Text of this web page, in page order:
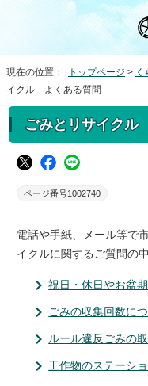
現在の位置： トップページ >
イクル よくある質問
ごみとリサイク
ページ番号1002740
電話や手紙、メール等で
イクルに関するご質問の
祝日・休日やお盆
ごみの収集回数に
ルール違反ごみの
工作物のステーシ